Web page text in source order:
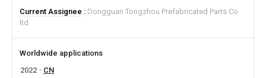
Current Assignee
Dongguan Tongzhou Prefabricated Parts Co
ltd
Worldwide applications
2022
CN